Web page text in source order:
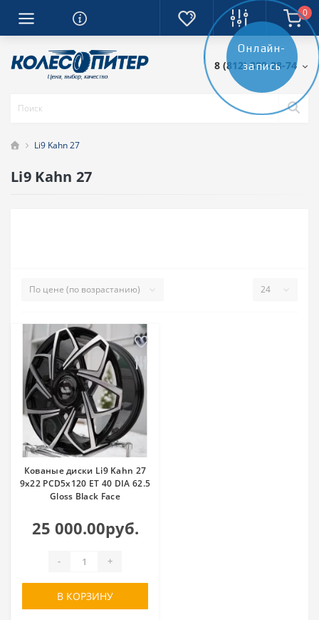
0
8 (812) 389-28-74
Li9 Kahn 27
Li9 Kahn 27
Кованые диски Li9 Kahn 27
9x22 PCD5x120 ET 40 DIA 62.5
Gloss Black Face
25 000.00руб.
- +
В КОРЗИНУ
Онлайн-
запись